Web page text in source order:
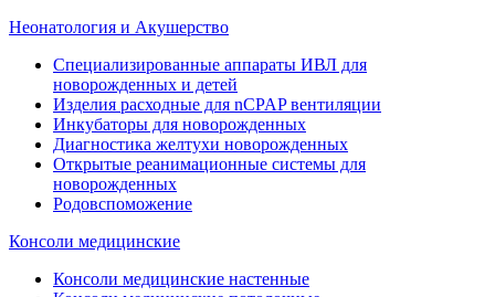
Неонатология и Акушерство
Специализированные аппараты ИВЛ для
новорожденных и детей
Изделия расходные для nCPAP вентиляции
Инкубаторы для новорожденных
Диагностика желтухи новорожденных
Открытые реанимационные системы для
новорожденных
Родовспоможение
Консоли медицинские
Консоли медицинские настенные